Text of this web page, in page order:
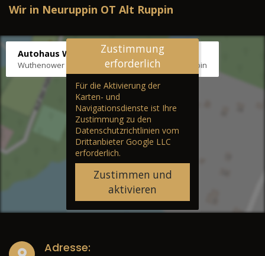
Wir in Neuruppin OT Alt Ruppin
Autohaus Wernicke
Wuthenower Str. 12b, 16827 Neuruppin OT Alt Ruppin
Zustimmung
erforderlich
Für die Aktivierung der
Karten- und
Navigationsdienste ist Ihre
Zustimmung zu den
Datenschutzrichtlinien vom
Drittanbieter Google LLC
erforderlich.
Zustimmen und
aktivieren
Adresse: